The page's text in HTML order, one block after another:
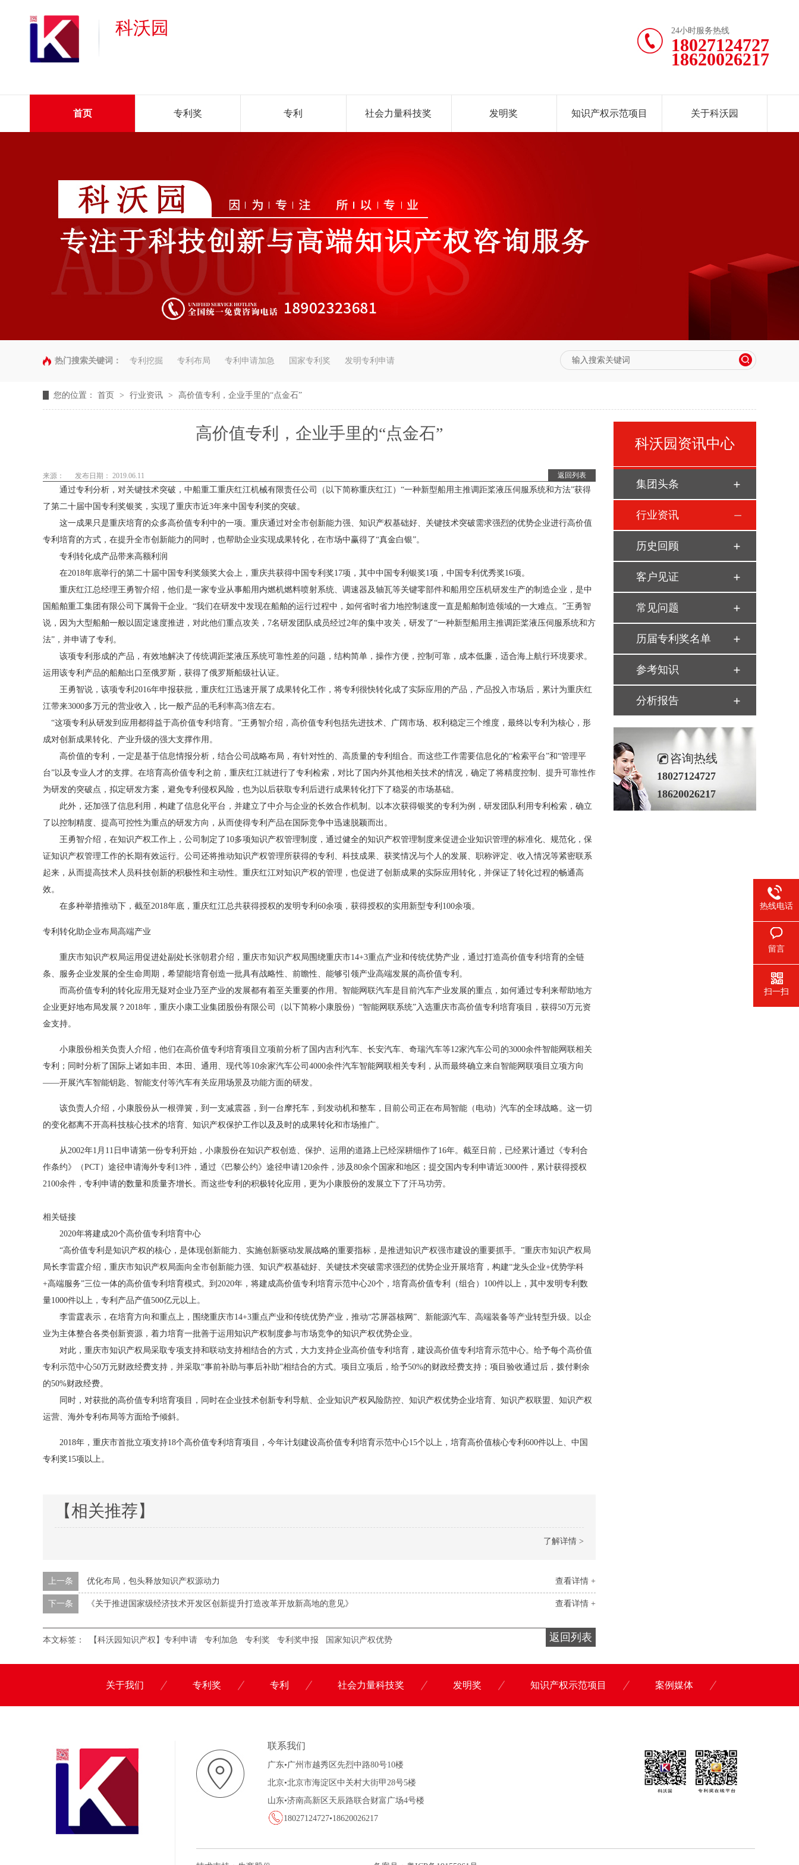
24小时服务热线
18027124727
18620026217
科沃园
首页 专利奖 专利 社会力量科技奖 发明奖 知识产权示范项目 关于科沃园
热门搜索关键词： 专利挖掘 专利布局 专利申请加急 国家专利奖 发明专利申请
您的位置： 首页 > 行业资讯 > 高价值专利，企业手里的“点金石”
高价值专利，企业手里的“点金石”
返回列表
来源： 发布日期： 2019.06.11
通过专利分析，对关键技术突破，中船重工重庆红江机械有限责任公司（以下简称重庆红江）“一种新型船用主推调距桨液压伺服系统和方法”获得
了第二十届中国专利奖银奖，实现了重庆市近3年来中国专利奖的突破。
这一成果只是重庆培育的众多高价值专利中的一项。重庆通过对全市创新能力强、知识产权基础好、关键技术突破需求强烈的优势企业进行高价值
专利培育的方式，在提升全市创新能力的同时，也帮助企业实现成果转化，在市场中赢得了“真金白银”。
专利转化成产品带来高额利润
在2018年底举行的第二十届中国专利奖颁奖大会上，重庆共获得中国专利奖17项，其中中国专利银奖1项，中国专利优秀奖16项。
重庆红江总经理王勇智介绍，他们是一家专业从事船用内燃机燃料喷射系统、调速器及轴瓦等关键零部件和船用空压机研发生产的制造企业，是中
国船舶重工集团有限公司下属骨干企业。“我们在研发中发现在船舶的运行过程中，如何省时省力地控制速度一直是船舶制造领域的一大难点。”王勇智
说，因为大型船舶一般以固定速度推进，对此他们重点攻关，7名研发团队成员经过2年的集中攻关，研发了“一种新型船用主推调距桨液压伺服系统和方
法”，并申请了专利。
该项专利形成的产品，有效地解决了传统调距桨液压系统可靠性差的问题，结构简单，操作方便，控制可靠，成本低廉，适合海上航行环境要求。
运用该专利产品的船舶出口至俄罗斯，获得了俄罗斯船级社认证。
王勇智说，该项专利2016年申报获批，重庆红江迅速开展了成果转化工作，将专利很快转化成了实际应用的产品，产品投入市场后，累计为重庆红
江带来3000多万元的营业收入，比一般产品的毛利率高3倍左右。
“这项专利从研发到应用都得益于高价值专利培育。”王勇智介绍，高价值专利包括先进技术、广阔市场、权利稳定三个维度，最终以专利为核心，形
成对创新成果转化、产业升级的强大支撑作用。
高价值的专利，一定是基于信息情报分析，结合公司战略布局，有针对性的、高质量的专利组合。而这些工作需要信息化的“检索平台”和“管理平
台”以及专业人才的支撑。在培育高价值专利之前，重庆红江就进行了专利检索，对比了国内外其他相关技术的情况，确定了将精度控制、提升可靠性作
为研发的突破点，拟定研发方案，避免专利侵权风险，也为以后获取专利后进行成果转化打下了稳妥的市场基础。
此外，还加强了信息利用，构建了信息化平台，并建立了中介与企业的长效合作机制。以本次获得银奖的专利为例，研发团队利用专利检索，确立
了以控制精度、提高可控性为重点的研发方向，从而使得专利产品在国际竞争中迅速脱颖而出。
王勇智介绍，在知识产权工作上，公司制定了10多项知识产权管理制度，通过健全的知识产权管理制度来促进企业知识管理的标准化、规范化，保
证知识产权管理工作的长期有效运行。公司还将推动知识产权管理所获得的专利、科技成果、获奖情况与个人的发展、职称评定、收入情况等紧密联系
起来，从而提高技术人员科技创新的积极性和主动性。重庆红江对知识产权的管理，也促进了创新成果的实际应用转化，并保证了转化过程的畅通高
效。
在多种举措推动下，截至2018年底，重庆红江总共获得授权的发明专利60余项，获得授权的实用新型专利100余项。
专利转化助企业布局高端产业
重庆市知识产权局运用促进处副处长张朝君介绍，重庆市知识产权局围绕重庆市14+3重点产业和传统优势产业，通过打造高价值专利培育的全链
条、服务企业发展的全生命周期，希望能培育创造一批具有战略性、前瞻性、能够引领产业高端发展的高价值专利。
而高价值专利的转化应用无疑对企业乃至产业的发展都有着至关重要的作用。智能网联汽车是目前汽车产业发展的重点，如何通过专利来帮助地方
企业更好地布局发展？2018年，重庆小康工业集团股份有限公司（以下简称小康股份）“智能网联系统”入选重庆市高价值专利培育项目，获得50万元资
金支持。
小康股份相关负责人介绍，他们在高价值专利培育项目立项前分析了国内吉利汽车、长安汽车、奇瑞汽车等12家汽车公司的3000余件智能网联相关
专利；同时分析了国际上诸如丰田、本田、通用、现代等10余家汽车公司4000余件汽车智能网联相关专利，从而最终确立来自智能网联项目立项方向
——开展汽车智能钥匙、智能支付等汽车有关应用场景及功能方面的研发。
该负责人介绍，小康股份从一根弹簧，到一支减震器，到一台摩托车，到发动机和整车，目前公司正在布局智能（电动）汽车的全球战略。这一切
的变化都离不开高科技核心技术的培育、知识产权保护工作以及及时的成果转化和市场推广。
从2002年1月11日申请第一份专利开始，小康股份在知识产权创造、保护、运用的道路上已经深耕细作了16年。截至日前，已经累计通过《专利合
作条约》（PCT）途径申请海外专利13件，通过《巴黎公约》途径申请120余件，涉及80余个国家和地区；提交国内专利申请近3000件，累计获得授权
2100余件，专利申请的数量和质量齐增长。而这些专利的积极转化应用，更为小康股份的发展立下了汗马功劳。
相关链接
2020年将建成20个高价值专利培育中心
“高价值专利是知识产权的核心，是体现创新能力、实施创新驱动发展战略的重要指标，是推进知识产权强市建设的重要抓手。”重庆市知识产权局
局长李雷霆介绍，重庆市知识产权局面向全市创新能力强、知识产权基础好、关键技术突破需求强烈的优势企业开展培育，构建“龙头企业+优势学科
+高端服务”三位一体的高价值专利培育模式。到2020年，将建成高价值专利培育示范中心20个，培育高价值专利（组合）100件以上，其中发明专利数
量1000件以上，专利产品产值500亿元以上。
李雷霆表示，在培育方向和重点上，围绕重庆市14+3重点产业和传统优势产业，推动“芯屏器核网”、新能源汽车、高端装备等产业转型升级。以企
业为主体整合各类创新资源，着力培育一批善于运用知识产权制度参与市场竞争的知识产权优势企业。
对此，重庆市知识产权局采取专项支持和联动支持相结合的方式，大力支持企业高价值专利培育，建设高价值专利培育示范中心。给予每个高价值
专利示范中心50万元财政经费支持，并采取“事前补助与事后补助”相结合的方式。项目立项后，给予50%的财政经费支持；项目验收通过后，拨付剩余
的50%财政经费。
同时，对获批的高价值专利培育项目，同时在企业技术创新专利导航、企业知识产权风险防控、知识产权优势企业培育、知识产权联盟、知识产权
运营、海外专利布局等方面给予倾斜。
2018年，重庆市首批立项支持18个高价值专利培育项目，今年计划建设高价值专利培育示范中心15个以上，培育高价值核心专利600件以上、中国
专利奖15项以上。
【相关推荐】
了解详情 >
查看详情 +
上一条 优化布局，包头释放知识产权源动力
查看详情 +
下一条 《关于推进国家级经济技术开发区创新提升打造改革开放新高地的意见》
返回列表
本文标签： 【科沃园知识产权】专利申请 专利加急 专利奖 专利奖申报 国家知识产权优势
科沃园资讯中心
集团头条
行业资讯
历史回顾
客户见证
常见问题
历届专利奖名单
参考知识
分析报告
咨询热线
18027124727
18620026217
关于我们 专利奖 专利 社会力量科技奖 发明奖 知识产权示范项目 案例媒体
联系我们
广东•广州市越秀区先烈中路80号10楼
北京•北京市海淀区中关村大街甲28号5楼
山东•济南高新区天辰路联合财富广场4号楼
18027124727•18620026217
热线电话
留言
扫一扫